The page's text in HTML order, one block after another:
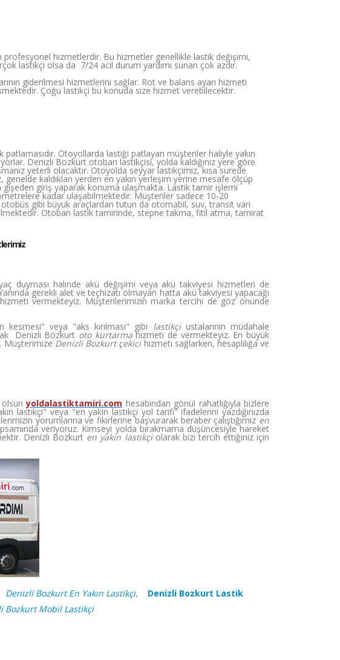
profesyonel hizmetlerdir. Bu hizmetler genellikle lastik değişimi,
lastikçi olsa da 7/24 acil durum yardımı sunan çok azdır.
giderilmesi hizmetlerini sağlar. Rot ve balans ayarı hizmeti
Çoğu lastikçi bu konuda size hizmet verebilecektir.
Otoyollarda lastiği patlayan müşteriler haliyle yakın
Denizli Bozkurt otoban lastikçisi, yolda kaldığınız yere göre
yeterli olacaktır. Otoyolda seyyar lastikçimiz, kısa sürede
kaldıkları yerden en yakın yerleşim yerine mesafe ölçüp
gişeden giriş yaparak konuma ulaşmakta. Lastik tamir işlemi
kadar ulaşabilmektedir. Müşteriler sadece 10-20
gibi büyük araçlardan tutun da otomabil, suv, transit vari
Otoban lastik tamirinde, stepne takma, fitil atma, tamirat
duyması halinde akü değişimi veya akü takviyesi hizmetleri de
gerekli alet ve teçhizatı olmayan hatta akü takviyesi yapacağı
vermekteyiz. Müşterilerimizin marka tercihi de göz önünde
veya "aks kırılması" gibi lastikçi ustalarının müdahale
Denizli Bozkurt oto kurtarmahizmeti de vermekteyiz. En büyük
Müşterimize Denizli Bozkurt çekicihizmeti sağlarken, hesaplılığa ve
olsunyoldalastiktamiri.com hesabından gönül rahatlığıyla bizlere
lastikçi" veya "en yakın lastikçi yol tarifi" ifadelerini yazdığınızda
yorumlarına ve fikirlerine başvurarak beraber çalıştığımız en
veriyoruz. Kimseyi yolda bırakmama düşüncesiyle hareket
Denizli Bozkurt en yakın lastikçiolarak bizi tercih ettiğiniz için
Denizli Bozkurt En Yakın Lastikçi, Denizli Bozkurt Lastik
Bozkurt Mobil Lastikçi